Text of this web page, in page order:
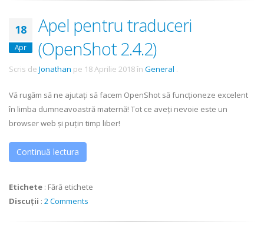
18
Apr
Apel pentru traduceri
(OpenShot 2.4.2)
Scris de Jonathan pe 18 Aprilie 2018în General .
Vă rugăm să ne ajutați să facem OpenShot să funcționeze excelent
în limba dumneavoastră maternă! Tot ce aveți nevoie este un
browser web și puțin timp liber!
Continuă lectura
Etichete : Fără etichete
Discuții : 2 Comments